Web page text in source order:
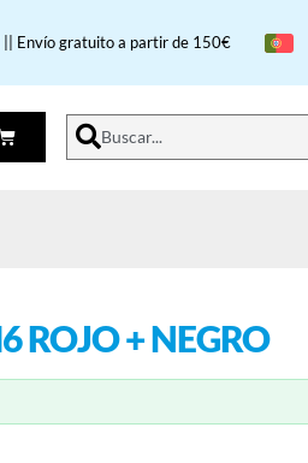
Envío gratuito a partir de 150€
Buscar...
ROJO + NEGRO